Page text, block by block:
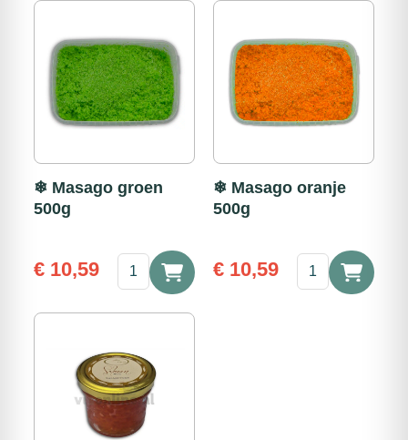
100g
100g
❄ Masago groen
500g
€ 10,59
Masago
500g
❄ Masago oranje
500g
€ 10,59
Masago